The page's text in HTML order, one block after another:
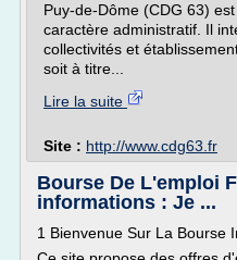
Puy-de-Dôme (CDG 63)
caractère administratif. Il
collectivités et
soit à titre...
Lire la suite
Site : http://www.cdg63.fr
Bourse De L'emploi
informations : Je ...
1 Bienvenue Sur La Bourse